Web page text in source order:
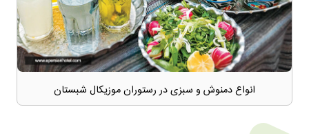
انواع دمنوش و سبزی در رستوران موزیکال شبستان